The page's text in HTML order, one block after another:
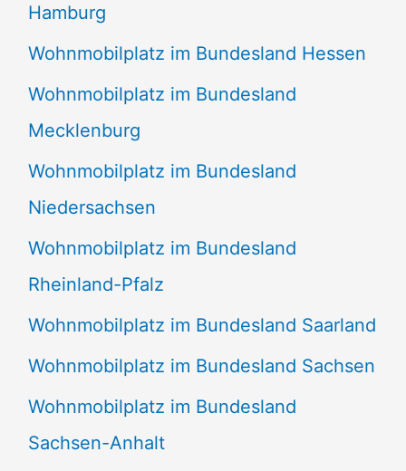
Hamburg
Wohnmobilplatz im Bundesland Hessen
Wohnmobilplatz im Bundesland
Mecklenburg
Wohnmobilplatz im Bundesland
Niedersachsen
Wohnmobilplatz im Bundesland
Rheinland-Pfalz
Wohnmobilplatz im Bundesland Saarland
Wohnmobilplatz im Bundesland Sachsen
Wohnmobilplatz im Bundesland
Sachsen-Anhalt